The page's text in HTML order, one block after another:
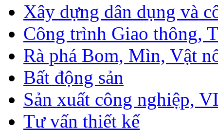
Xây dựng dân dụng và
Công trình Giao thông,
Rà phá Bom, Mìn, Vật
Bất động sản
Sản xuất công nghiệp,
Tư vấn thiết kế